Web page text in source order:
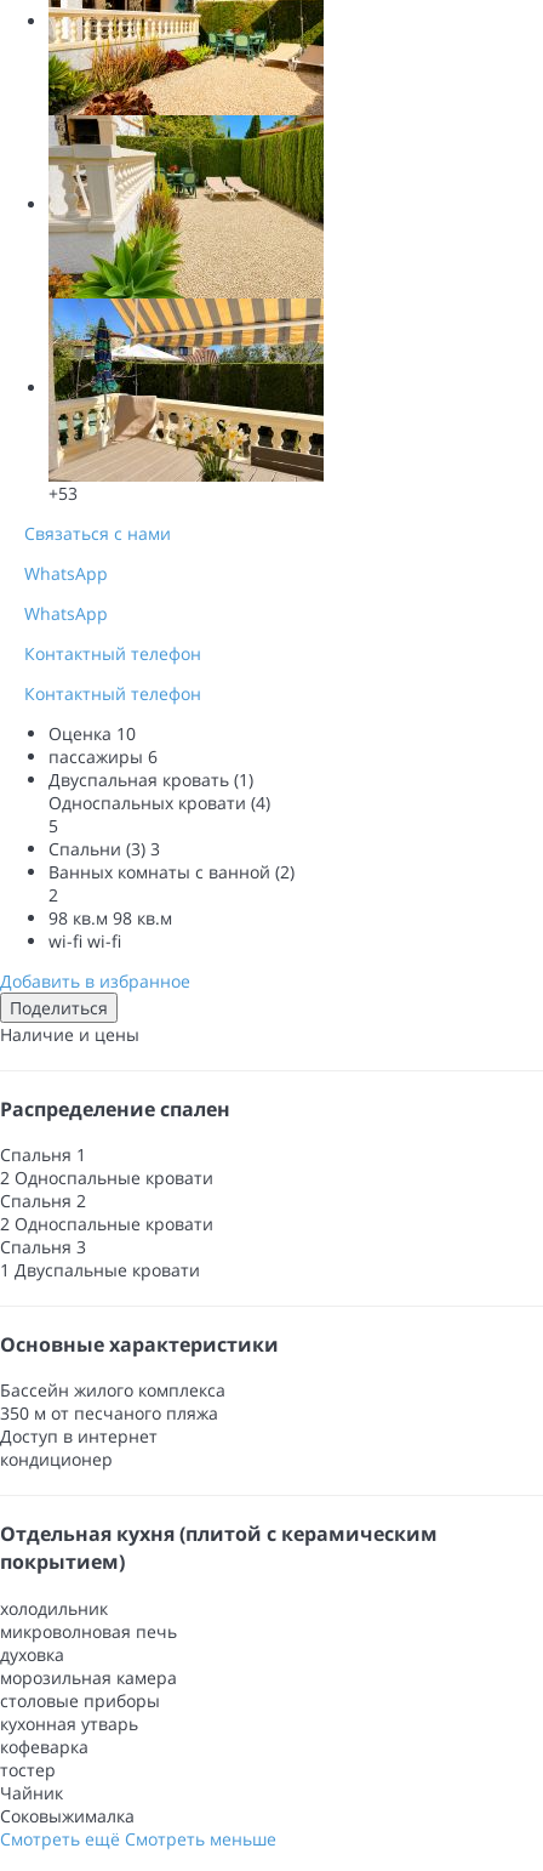
+53
Связаться с нами
WhatsApp
WhatsApp
Контактный телефон
Контактный телефон
Оценка 10
пассажиры 6
Двуспальная кровать (1)
Односпальных кровати (4)
5
Спальни (3) 3
Ванных комнаты с ванной (2)
2
98 кв.м 98 кв.м
wi-fi wi-fi
Добавить в избранное
Поделиться
Наличие и цены
Распределение спален
Спальня 1
2 Односпальные кровати
Спальня 2
2 Односпальные кровати
Спальня 3
1 Двуспальные кровати
Основные характеристики
Бассейн жилого комплекса
350 м от песчаного пляжа
Доступ в интернет
кондиционер
Отдельная кухня (плитой с керамическим
покрытием)
холодильник
микроволновая печь
духовка
морозильная камера
столовые приборы
кухонная утварь
кофеварка
тостер
Чайник
Соковыжималка
Смотреть ещё Смотреть меньше